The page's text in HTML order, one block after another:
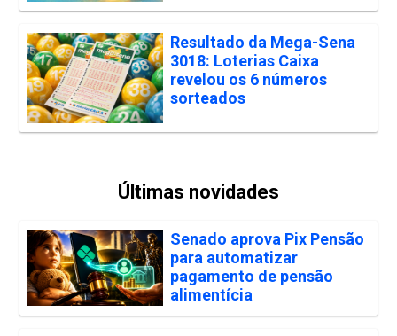
Resultado da Mega-Sena
3018: Loterias Caixa
revelou os 6 números
sorteados
Últimas novidades
Senado aprova Pix Pensão
para automatizar
pagamento de pensão
alimentícia